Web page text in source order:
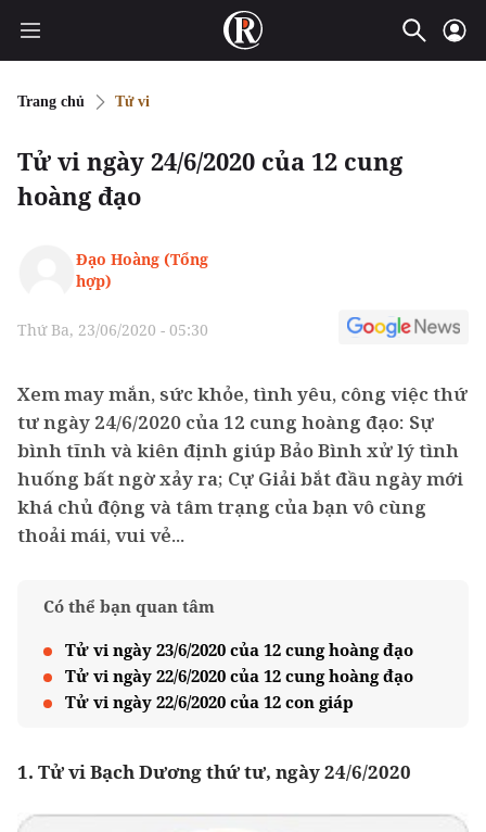
Trang chủ Tử vi
Tử vi ngày 24/6/2020 của 12 cung
hoàng đạo
Đạo Hoàng (Tổng
hợp)
Thứ Ba, 23/06/2020 - 05:30
Xem may mắn, sức khỏe, tình yêu, công việc thứ
tư ngày 24/6/2020 của 12 cung hoàng đạo: Sự
bình tĩnh và kiên định giúp Bảo Bình xử lý tình
huống bất ngờ xảy ra; Cự Giải bắt đầu ngày mới
khá chủ động và tâm trạng của bạn vô cùng
thoải mái, vui vẻ...
Có thể bạn quan tâm
Tử vi ngày 23/6/2020 của 12 cung hoàng đạo
Tử vi ngày 22/6/2020 của 12 cung hoàng đạo
Tử vi ngày 22/6/2020 của 12 con giáp
1. Tử vi Bạch Dương thứ tư, ngày 24/6/2020